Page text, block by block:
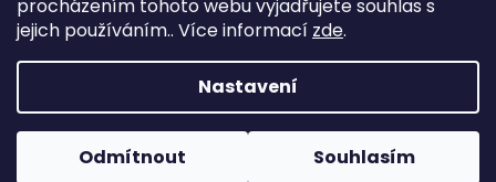
procházením tohoto webu vyjadřujete souhlas s
jejich používáním.. Více informací zde.
Nastavení
Odmítnout Souhlasím
Vytvořil Shoptet
Copyright 2026WintersportHK. Všechna práva